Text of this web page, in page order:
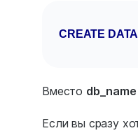
CREATE
Вместо db_name
Если вы сразу